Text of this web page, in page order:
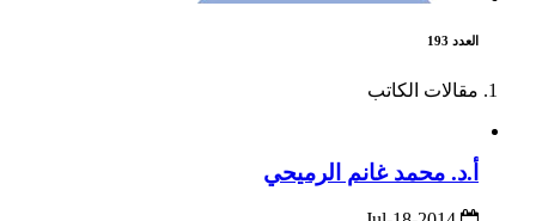
العدد 193
مقالات الكاتب
أ.د. محمد غانم الرميحي